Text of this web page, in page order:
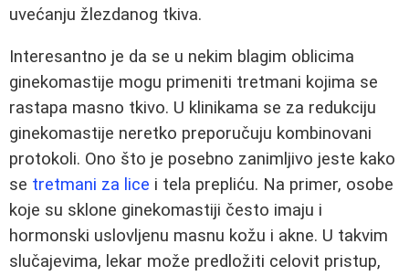
uvećanju žlezdanog tkiva.
Interesantno je da se u nekim blagim oblicima
ginekomastije mogu primeniti tretmani kojima se
rastapa masno tkivo. U klinikama se za redukciju
ginekomastije neretko preporučuju kombinovani
protokoli. Ono što je posebno zanimljivo jeste kako
se tretmani za lice i tela prepliću. Na primer, osobe
koje su sklone ginekomastiji često imaju i
hormonski uslovljenu masnu kožu i akne. U takvim
slučajevima, lekar može predložiti celovit pristup,